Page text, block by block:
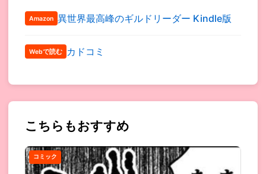
Amazon 異世界最高峰のギルドリーダー Kindle版
Webで読む カドコミ
こちらもおすすめ
コミック